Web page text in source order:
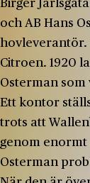
Birger
och AB Hans
hovleverantör.
Citroen. 1920
Osterman som
Ett kontor
trots att
genom enormt
Osterman